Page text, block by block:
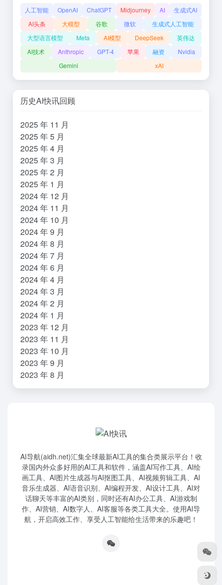
人工智能 OpenAI ChatGPT Midjourney AI
生成式AI
AI头条
大模型 谷歌 微软
生成式人工智能
大型语言模型
Meta AI模型 DeepSeek
英伟达
AI技术
Anthropic GPT-4 苹果 融资
Nvidia
Gemini
xAI
历史AI快讯回顾
2025 年 11 月
2025 年 5 月
2025 年 4 月
2025 年 3 月
2025 年 2 月
2025 年 1 月
2024 年 12 月
2024 年 11 月
2024 年 10 月
2024 年 9 月
2024 年 8 月
2024 年 7 月
2024 年 6 月
2024 年 4 月
2024 年 3 月
2024 年 2 月
2024 年 1 月
2023 年 12 月
2023 年 11 月
2023 年 10 月
2023 年 9 月
2023 年 8 月
AI导航(aidh.net)汇集全球最新AI工具的集合类展示平台！收
录国内外众多好用的AI工具和软件，涵盖AI写作工具、AI绘
画工具、AI图片生成器与AI抠图工具、AI视频剪辑工具、AI
音乐生成器、AI语音识别、AI编程开发、AI设计工具、AI对
话聊天等丰富的AI类别，同时还有AI办公工具、AI游戏制
作、AI营销、AI数字人、AI客服等各类工具大全。使用AI导
航，开启高效工作、享受人工智能给生活带来的乐趣吧！